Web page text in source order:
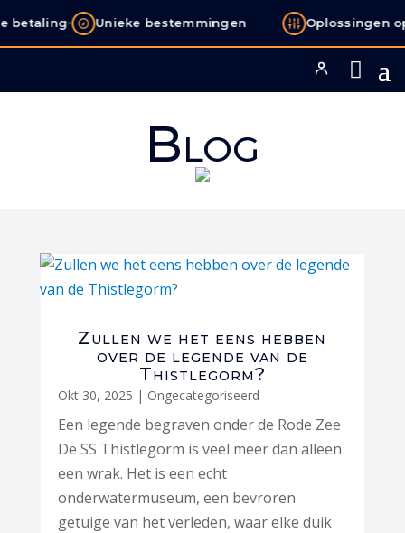
betaling• Unieke bestemmingen Oplossingen
Blog
Zullen we het eens hebben
over de legende van de
Thistlegorm?
Okt 30, 2025 | Ongecategoriseerd
Een legende begraven onder de Rode Zee
De SS Thistlegorm is veel meer dan alleen
een wrak. Het is een echt
onderwatermuseum, een bevroren
getuige van het verleden, waar elke duik